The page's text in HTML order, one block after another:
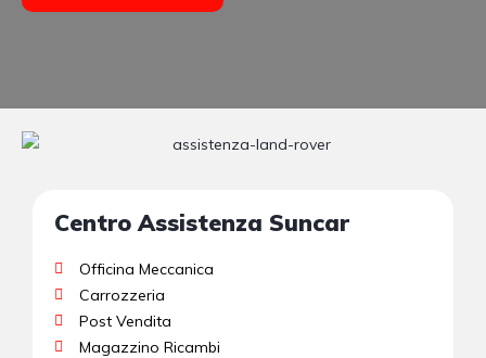
Centro Assistenza Suncar
Officina Meccanica
Carrozzeria
Post Vendita
Magazzino Ricambi